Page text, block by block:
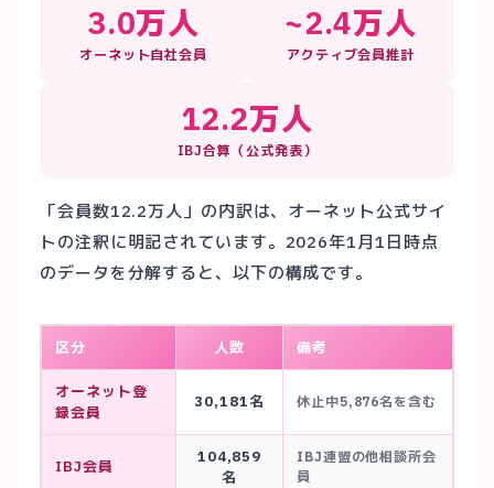
3.0万人
オーネット自社会員
~2.4万人
アクティブ会員推計
12.2万人
IBJ合算（公式発表）
「会員数12.2万人」の内訳は、オーネット公式サイ
トの注釈に明記されています。2026年1月1日時点
のデータを分解すると、以下の構成です。
区分 人数 備考
オーネット登
録会員
30,181名 休止中5,876名を含む
IBJ会員
104,859
名
IBJ連盟の他相談所会
員